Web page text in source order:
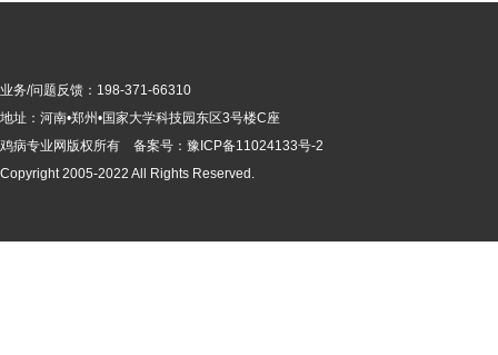
业务/问题反馈：198-371-66310
地址：河南•郑州•国家大学科技园东区3号楼C座
鸡病专业网版权所有 备案号： 豫ICP备11024133号-2
Copyright 2005-2022 All Rights Reserved.